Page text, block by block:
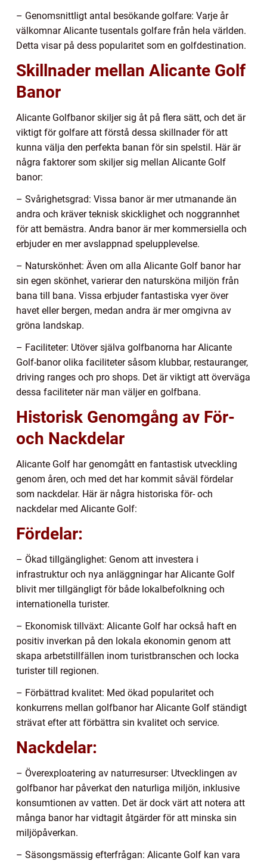
– Genomsnittligt antal besökande golfare: Varje år
välkomnar Alicante tusentals golfare från hela världen.
Detta visar på dess popularitet som en golfdestination.
Skillnader mellan Alicante Golf
Banor
Alicante Golfbanor skiljer sig åt på flera sätt, och det är
viktigt för golfare att förstå dessa skillnader för att
kunna välja den perfekta banan för sin spelstil. Här är
några faktorer som skiljer sig mellan Alicante Golf
banor:
– Svårighetsgrad: Vissa banor är mer utmanande än
andra och kräver teknisk skicklighet och noggrannhet
för att bemästra. Andra banor är mer kommersiella och
erbjuder en mer avslappnad spelupplevelse.
– Naturskönhet: Även om alla Alicante Golf banor har
sin egen skönhet, varierar den natursköna miljön från
bana till bana. Vissa erbjuder fantastiska vyer över
havet eller bergen, medan andra är mer omgivna av
gröna landskap.
– Faciliteter: Utöver själva golfbanorna har Alicante
Golf-banor olika faciliteter såsom klubbar, restauranger,
driving ranges och pro shops. Det är viktigt att överväga
dessa faciliteter när man väljer en golfbana.
Historisk Genomgång av För-
och Nackdelar
Alicante Golf har genomgått en fantastisk utveckling
genom åren, och med det har kommit såväl fördelar
som nackdelar. Här är några historiska för- och
nackdelar med Alicante Golf:
Fördelar:
– Ökad tillgänglighet: Genom att investera i
infrastruktur och nya anläggningar har Alicante Golf
blivit mer tillgängligt för både lokalbefolkning och
internationella turister.
– Ekonomisk tillväxt: Alicante Golf har också haft en
positiv inverkan på den lokala ekonomin genom att
skapa arbetstillfällen inom turistbranschen och locka
turister till regionen.
– Förbättrad kvalitet: Med ökad popularitet och
konkurrens mellan golfbanor har Alicante Golf ständigt
strävat efter att förbättra sin kvalitet och service.
Nackdelar:
– Överexploatering av naturresurser: Utvecklingen av
golfbanor har påverkat den naturliga miljön, inklusive
konsumtionen av vatten. Det är dock värt att notera att
många banor har vidtagit åtgärder för att minska sin
miljöpåverkan.
– Säsongsmässig efterfrågan: Alicante Golf kan vara